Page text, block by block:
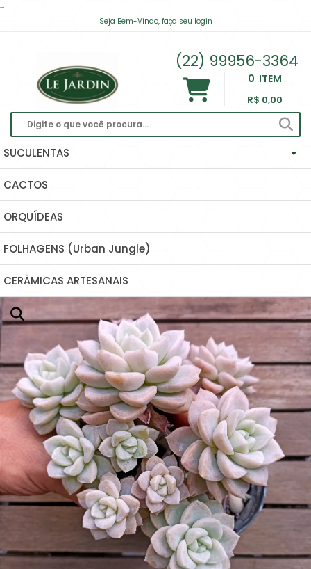
...
Seja Bem-Vindo, faça seu login
(22) 99956-3364
0 ITEM
R$ 0,00
SUCULENTAS
Haworthias Importadas
Echeverias
Hoyas (Flor De Cera) E Dischidias
Ascleps (huernias, Orbeas, Stapelias...)
Agavoides
Adromichus
Aeoniuns
Aloes E Agaves
Anacampseros
Babies (vaso6)
Columeias
CACTOS
ORQUÍDEAS
FOLHAGENS (Urban Jungle)
CERÂMICAS ARTESANAIS